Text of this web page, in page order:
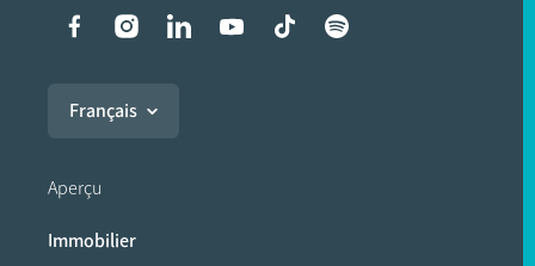
Liens vers les réseaux
Français
Aperçu
Immobilier